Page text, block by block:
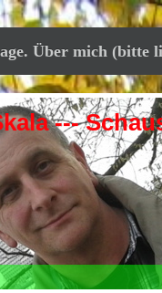
Über mich (bitte